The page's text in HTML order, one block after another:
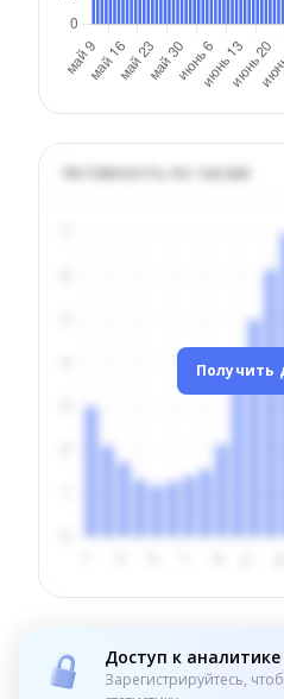
Активность по часам
Получить
Доступ к
Зарегистрируйтесь,